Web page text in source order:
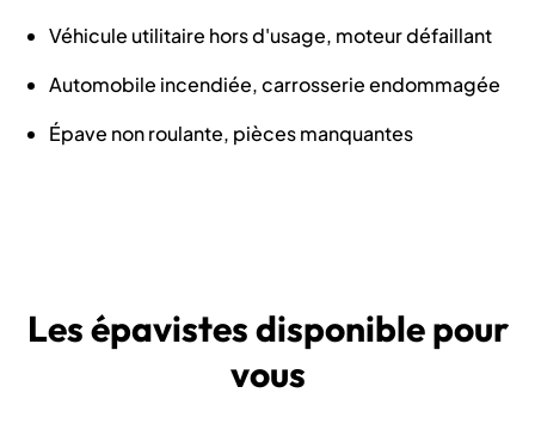
Véhicule utilitaire hors d'usage, moteur défaillant
Automobile incendiée, carrosserie endommagée
Épave non roulante, pièces manquantes
Les épavistes disponible pour
vous